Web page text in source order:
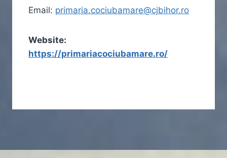
Email: primaria.cociubamare@cjbihor.ro
Website:
https://primariacociubamare.ro/